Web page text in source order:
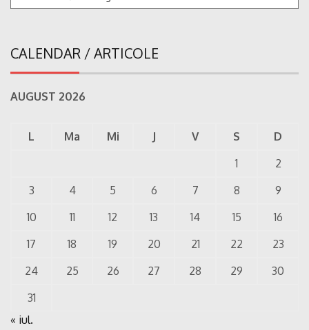
CALENDAR / ARTICOLE
AUGUST 2026
L Ma Mi J V S
D
1
2
3
4 5 6 7 8
9
10
11 12 13 14 15
16
17
18 19 20 21 22
23
24
25 26 27 28 29
30
31
« iul.